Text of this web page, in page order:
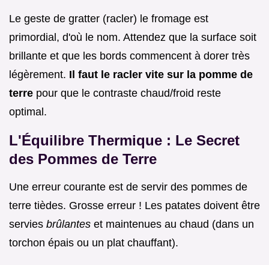
Le geste de gratter (racler) le fromage est
primordial, d'où le nom. Attendez que la surface soit
brillante et que les bords commencent à dorer très
légèrement. Il faut le racler vite sur la pomme de
terre pour que le contraste chaud/froid reste
optimal.
L'Équilibre Thermique : Le Secret
des Pommes de Terre
Une erreur courante est de servir des pommes de
terre tièdes. Grosse erreur ! Les patates doivent être
servies brûlantes et maintenues au chaud (dans un
torchon épais ou un plat chauffant).